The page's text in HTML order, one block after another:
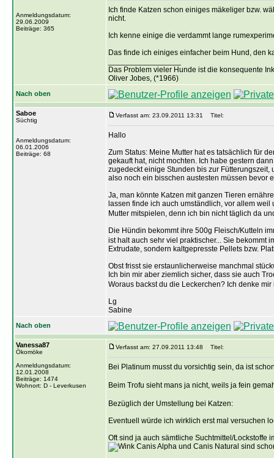
Anmeldungsdatum:
29.06.2009
Beiträge: 365
Ich finde Katzen schon einiges mäkeliger bzw.
nicht.
Ich kenne einige die verdammt lange
Das finde ich einiges einfacher beim Hund, den
Das Problem vieler Hunde ist die konsequente
Oliver Jobes, (*1966)
Nach oben
Saboe
Süchtig
Anmeldungsdatum:
06.01.2006
Beiträge: 68
Verfasst am: 23.09.2011 13:31 Titel:
Hallo
Zum Status: Meine Mutter hat es tatsächlich für
gekauft hat, nicht mochten. Ich habe gestern
zugedeckt einige Stunden bis zur
also noch ein bisschen austesten müssen bevor
Ja, man könnte Katzen mit ganzen Tieren
lassen finde ich auch umständlich, vor allem
Mutter mitspielen, denn ich bin nicht täglich da
Die Hündin bekommt ihre 500g Fleisch/Kutteln
ist halt auch sehr viel praktischer... Sie bekommt
Extrudate, sondern kaltgepresste Pellets bzw.
Obst frisst sie erstaunlicherweise manchmal
Ich bin mir aber ziemlich sicher, dass sie auch
Woraus backst du die Leckerchen? Ich denke
Lg
Sabine
Nach oben
Vanessa87
Ökomöke
Anmeldungsdatum:
12.01.2008
Beiträge: 1474
Wohnort: D - Leverkusen
Verfasst am: 27.09.2011 13:48 Titel:
Bei Platinum musst du vorsichtig sein, da ist
Beim Trofu sieht mans ja nicht, weils ja fein
Bezüglich der Umstellung bei Katzen:
Eventuell würde ich wirklich erst mal versuchen
Oft sind ja auch sämtliche Suchtmittel/Lockstoffe
Canis Alpha und Canis Natural sind